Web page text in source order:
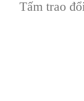
Tấm trao